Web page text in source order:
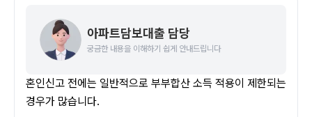
아파트담보대출 담당
궁금한 내용을 이해하기 쉽게 안내드립니다
혼인신고 전에는 일반적으로 부부합산 소득 적용이 제한되는
경우가 많습니다.